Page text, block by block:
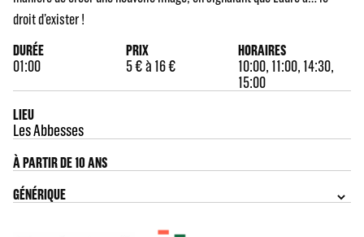
droit d’exister !
DURÉE
01:00
PRIX
5 € à 16 €
HORAIRES
10:00, 11:00, 14:30,
15:00
LIEU
Les Abbesses
À PARTIR DE 10 ANS
GÉNÉRIQUE